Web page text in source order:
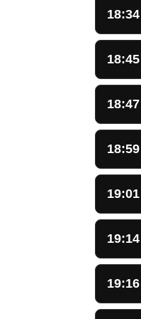
18:34
18:45
18:47
18:59
19:01
19:14
19:16